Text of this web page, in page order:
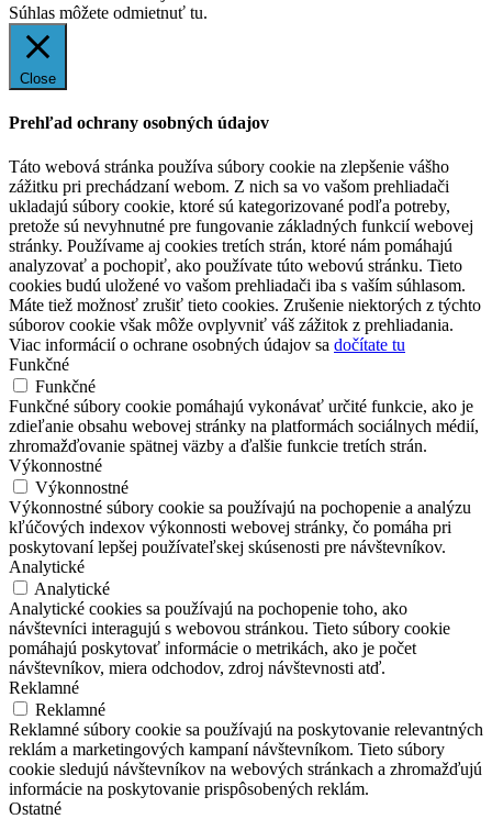
Súhlas môžete odmietnuť tu.
Close
Prehľad ochrany osobných údajov
Táto webová stránka používa súbory cookie na zlepšenie vášho
zážitku pri prechádzaní webom. Z nich sa vo vašom prehliadači
ukladajú súbory cookie, ktoré sú kategorizované podľa potreby,
pretože sú nevyhnutné pre fungovanie základných funkcií webovej
stránky. Používame aj cookies tretích strán, ktoré nám pomáhajú
analyzovať a pochopiť, ako používate túto webovú stránku. Tieto
cookies budú uložené vo vašom prehliadači iba s vaším súhlasom.
Máte tiež možnosť zrušiť tieto cookies. Zrušenie niektorých z týchto
súborov cookie však môže ovplyvniť váš zážitok z prehliadania.
Viac informácií o ochrane osobných údajov sa dočítate tu
Funkčné
Funkčné
Funkčné súbory cookie pomáhajú vykonávať určité funkcie, ako je
zdieľanie obsahu webovej stránky na platformách sociálnych médií,
zhromažďovanie spätnej väzby a ďalšie funkcie tretích strán.
Výkonnostné
Výkonnostné
Výkonnostné súbory cookie sa používajú na pochopenie a analýzu
kľúčových indexov výkonnosti webovej stránky, čo pomáha pri
poskytovaní lepšej používateľskej skúsenosti pre návštevníkov.
Analytické
Analytické
Analytické cookies sa používajú na pochopenie toho, ako
návštevníci interagujú s webovou stránkou. Tieto súbory cookie
pomáhajú poskytovať informácie o metrikách, ako je počet
návštevníkov, miera odchodov, zdroj návštevnosti atď.
Reklamné
Reklamné
Reklamné súbory cookie sa používajú na poskytovanie relevantných
reklám a marketingových kampaní návštevníkom. Tieto súbory
cookie sledujú návštevníkov na webových stránkach a zhromažďujú
informácie na poskytovanie prispôsobených reklám.
Ostatné